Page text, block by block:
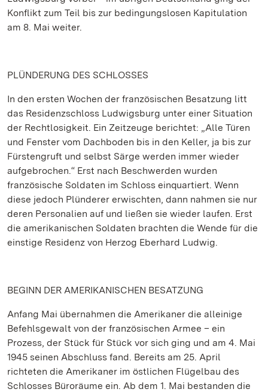
Konflikt zum Teil bis zur bedingungslosen Kapitulation
am 8. Mai weiter.
PLÜNDERUNG DES SCHLOSSES
In den ersten Wochen der französischen Besatzung litt
das Residenzschloss Ludwigsburg unter einer Situation
der Rechtlosigkeit. Ein Zeitzeuge berichtet: „Alle Türen
und Fenster vom Dachboden bis in den Keller, ja bis zur
Fürstengruft und selbst Särge werden immer wieder
aufgebrochen.“ Erst nach Beschwerden wurden
französische Soldaten im Schloss einquartiert. Wenn
diese jedoch Plünderer erwischten, dann nahmen sie nur
deren Personalien auf und ließen sie wieder laufen. Erst
die amerikanischen Soldaten brachten die Wende für die
einstige Residenz von Herzog Eberhard Ludwig.
BEGINN DER AMERIKANISCHEN BESATZUNG
Anfang Mai übernahmen die Amerikaner die alleinige
Befehlsgewalt von der französischen Armee – ein
Prozess, der Stück für Stück vor sich ging und am 4. Mai
1945 seinen Abschluss fand. Bereits am 25. April
richteten die Amerikaner im östlichen Flügelbau des
Schlosses Büroräume ein. Ab dem 1. Mai bestanden die